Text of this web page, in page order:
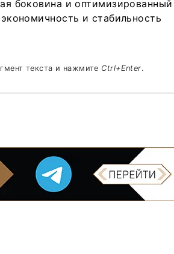
боковина и оптимизированный
и стабильность
текста и нажмите Ctrl+Enter.